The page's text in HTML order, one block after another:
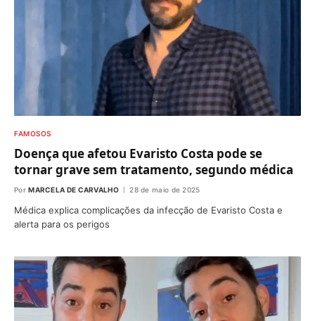
FAMOSOS
Doença que afetou Evaristo Costa pode se
tornar grave sem tratamento, segundo médica
Por MARCELA DE CARVALHO 28 de maio de 2025
Médica explica complicações da infecção de Evaristo Costa e
alerta para os perigos